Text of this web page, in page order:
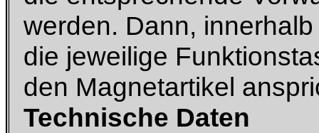
werden. Dann,
die jeweilige
den Magnetartikel
Technische Daten